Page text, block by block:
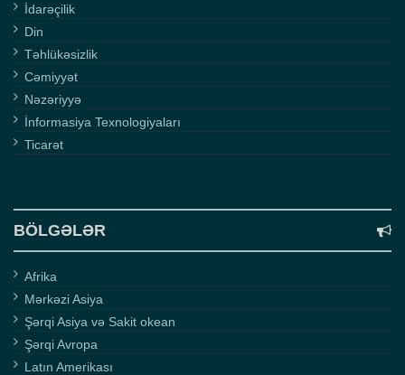
İdarəçilik
Din
Təhlükəsizlik
Cəmiyyət
Nəzəriyyə
İnformasiya Texnologiyaları
Ticarət
BÖLGƏLƏR
Afrika
Mərkəzi Asiya
Şərqi Asiya və Sakit okean
Şərqi Avropa
Latın Amerikası